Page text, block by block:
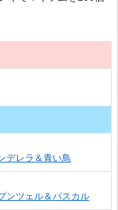
デレラ＆青い鳥
ンツェル＆パスカル